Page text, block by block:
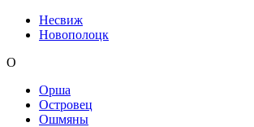
Несвиж
Новополоцк
О
Орша
Островец
Ошмяны